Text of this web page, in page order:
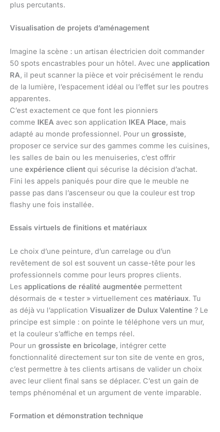
plus percutants.
Visualisation de projets d’aménagement
Imagine la scène : un artisan électricien doit commander
50 spots encastrables pour un hôtel. Avec une application
RA, il peut scanner la pièce et voir précisément le rendu
de la lumière, l’espacement idéal ou l’effet sur les poutres
apparentes.
C’est exactement ce que font les pionniers
comme IKEA avec son application IKEA Place, mais
adapté au monde professionnel. Pour un grossiste,
proposer ce service sur des gammes comme les cuisines,
les salles de bain ou les menuiseries, c’est offrir
une expérience client qui sécurise la décision d’achat.
Fini les appels paniqués pour dire que le meuble ne
passe pas dans l’ascenseur ou que la couleur est trop
flashy une fois installée.
Essais virtuels de finitions et matériaux
Le choix d’une peinture, d’un carrelage ou d’un
revêtement de sol est souvent un casse-tête pour les
professionnels comme pour leurs propres clients.
Les applications de réalité augmentée permettent
désormais de « tester » virtuellement ces matériaux. Tu
as déjà vu l’application Visualizer de Dulux Valentine ? Le
principe est simple : on pointe le téléphone vers un mur,
et la couleur s’affiche en temps réel.
Pour un grossiste en bricolage, intégrer cette
fonctionnalité directement sur ton site de vente en gros,
c’est permettre à tes clients artisans de valider un choix
avec leur client final sans se déplacer. C’est un gain de
temps phénoménal et un argument de vente imparable.
Formation et démonstration technique